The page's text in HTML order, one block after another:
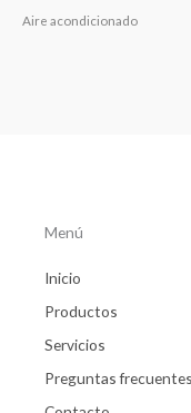
Aire acondicionado
Menú
Inicio
Productos
Servicios
Preguntas frecuentes